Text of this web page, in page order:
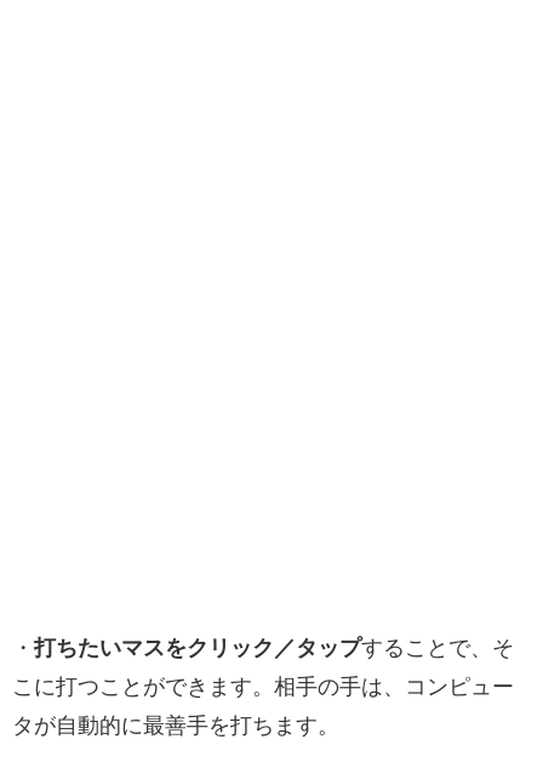
・打ちたいマスをクリック／タップすることで、そ
こに打つことができます。相手の手は、コンピュー
タが自動的に最善手を打ちます。